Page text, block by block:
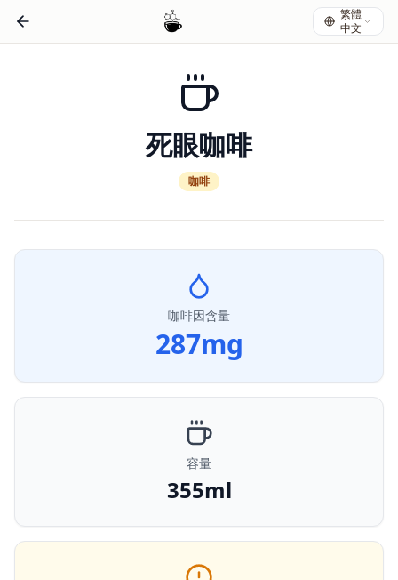
繁體
中文
死眼咖啡
咖啡
咖啡因含量
287mg
容量
355ml